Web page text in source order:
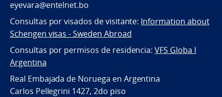
eyevara@entelnet.bo
Consultas por visados de visitante: Information about
Schengen visas - Sweden Abroad
Consultas por permisos de residencia:VFS Globa l
Argentina
Real Embajada de Noruega en Argentina
Carlos Pellegrini 1427, 2do piso